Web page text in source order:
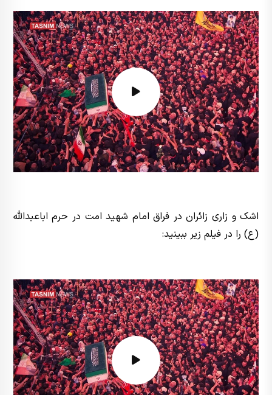
اشک و زاری زائران در فراق امام شهید امت در حرم اباعبدالله
(ع) را در فیلم زیر ببینید: